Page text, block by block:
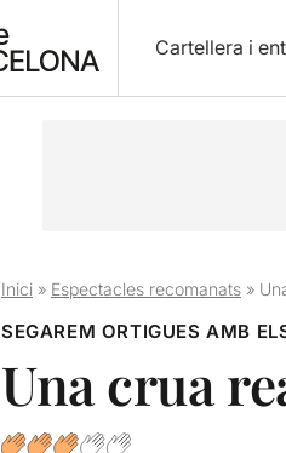
Cartellera i
Inici» Espectacles recomanats»
SEGAREM ORTIGUES AMB
Una crua